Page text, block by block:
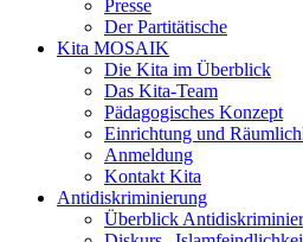
Presse
Der Partitätische
Kita MOSAIK
Die Kita im Überblick
Das Kita-Team
Pädagogisches Konzept
Einrichtung und
Anmeldung
Kontakt Kita
Antidiskriminierung
Überblick